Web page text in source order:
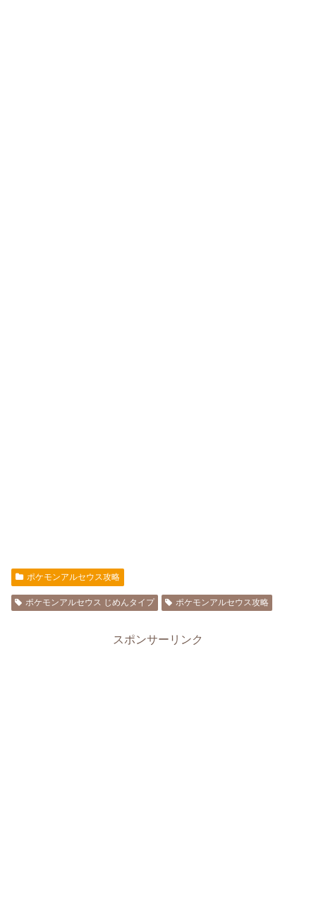
ポケモンアルセウス攻略
ポケモンアルセウス じめんタイプ ポケモンアルセウス攻略
スポンサーリンク